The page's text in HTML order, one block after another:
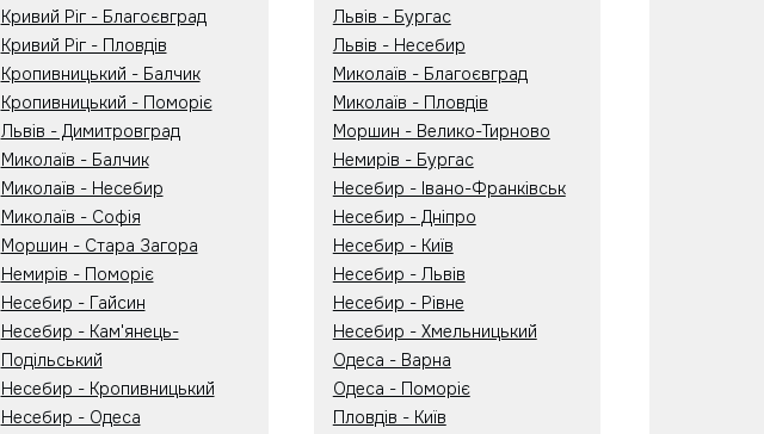
Кривий Ріг - Благоєвград
Кривий Ріг - Пловдів
Кропивницький - Балчик
Кропивницький - Поморіє
Львів - Димитровград
Миколаїв - Балчик
Миколаїв - Несебир
Миколаїв - Софія
Моршин - Стара Загора
Немирів - Поморіє
Несебир - Гайсин
Несебир - Кам'янець-
Подільський
Несебир - Кропивницький
Несебир - Одеса
Львів - Бургас
Львів - Несебир
Миколаїв - Благоєвград
Миколаїв - Пловдів
Моршин - Велико-Тирново
Немирів - Бургас
Несебир - Івано-Франківськ
Несебир - Дніпро
Несебир - Київ
Несебир - Львів
Несебир - Рівне
Несебир - Хмельницький
Одеса - Варна
Одеса - Поморіє
Пловдів - Київ